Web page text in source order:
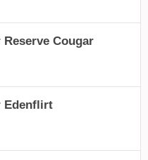
Cougar
Edenflirt